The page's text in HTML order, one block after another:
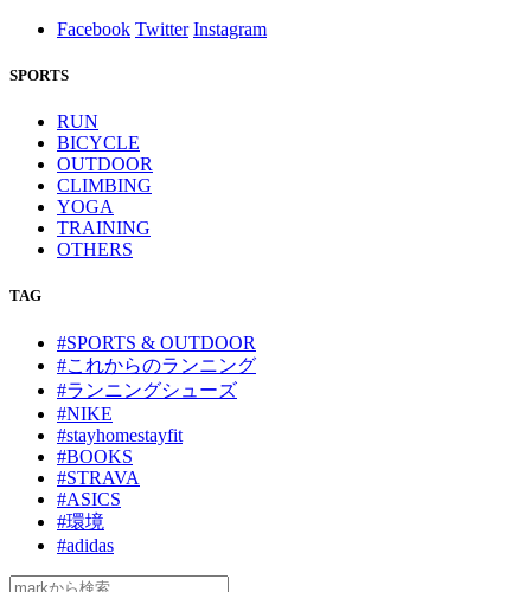
Facebook Twitter Instagram
SPORTS
RUN
BICYCLE
OUTDOOR
CLIMBING
YOGA
TRAINING
OTHERS
TAG
#SPORTS & OUTDOOR
#これからのランニング
#ランニングシューズ
#NIKE
#stayhomestayfit
#BOOKS
#STRAVA
#ASICS
#環境
#adidas